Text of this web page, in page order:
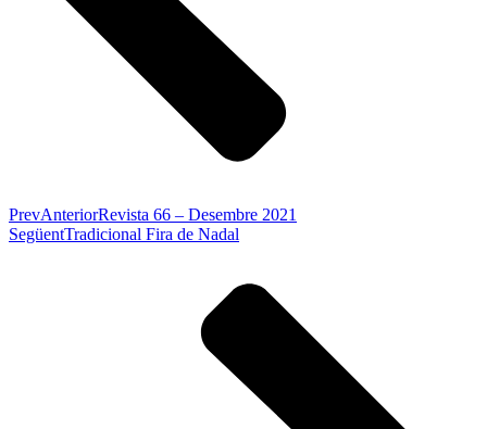
PrevAnteriorRevista 66 – Desembre 2021
SegüentTradicional Fira de Nadal